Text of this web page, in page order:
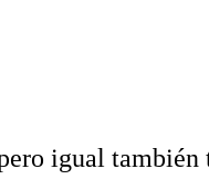
igual también